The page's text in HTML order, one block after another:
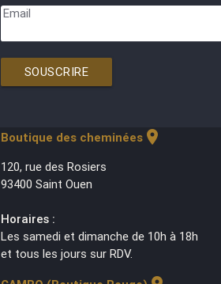
Email
SOUSCRIRE
Boutique des cheminéeslocation_on
120, rue des Rosiers
93400 Saint Ouen
Horaires :
Les samedi et dimanche de 10h à 18h
et tous les jours sur RDV.